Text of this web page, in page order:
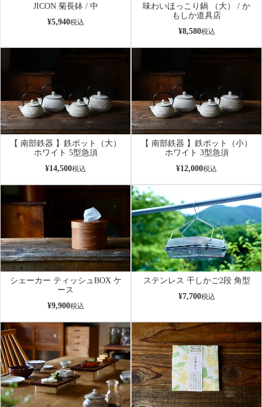
JICON 菊長鉢 / 中
¥5,940税込
味わいほっこり鍋 （大） / か
もしか道具店
¥8,580税込
【 南部鉄器 】鉄ポット（大）
ホワイト 5型急須
¥14,500税込
【 南部鉄器 】鉄ポット（小）
ホワイト 3型急須
¥12,000税込
シェーカー ティッシュBOX ケ
ース
¥9,900税込
ステンレス 干しかご2段 角型
¥7,700税込